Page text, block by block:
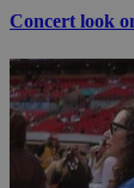
Concert look